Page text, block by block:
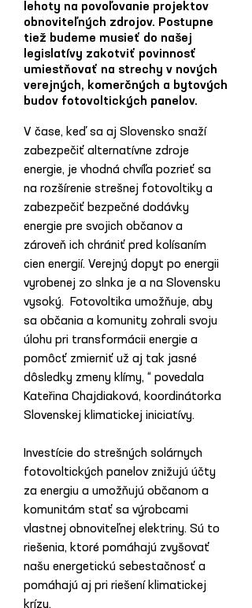
lehoty na povoľovanie projektov
obnoviteľných zdrojov. Postupne
tiež budeme musieť do našej
legislatívy zakotviť povinnosť
umiestňovať na strechy v nových
verejných, komerčných a bytových
budov fotovoltických panelov.
V čase, keď sa aj Slovensko snaží
zabezpečiť alternatívne zdroje
energie, je vhodná chvíľa pozrieť sa
na rozšírenie strešnej fotovoltiky a
zabezpečiť bezpečné dodávky
energie pre svojich občanov a
zároveň ich chrániť pred kolísaním
cien energií. Verejný dopyt po energii
vyrobenej zo slnka je a na Slovensku
vysoký.  Fotovoltika umožňuje, aby
sa občania a komunity zohrali svoju
úlohu pri transformácii energie a
pomôcť zmierniť už aj tak jasné
dôsledky zmeny klímy, “ povedala
Kateřina Chajdiaková, koordinátorka
Slovenskej klimatickej iniciatívy.
Investície do strešných solárnych
fotovoltických panelov znižujú účty
za energiu a umožňujú občanom a
komunitám stať sa výrobcami
vlastnej obnoviteľnej elektriny. Sú to
riešenia, ktoré pomáhajú zvyšovať
našu energetickú sebestačnosť a
pomáhajú aj pri riešení klimatickej
krízy.